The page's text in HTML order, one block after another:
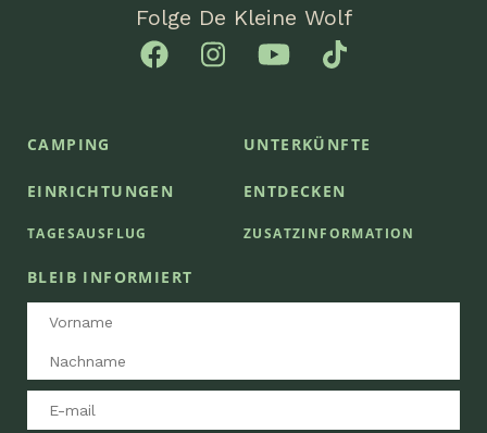
Folge De Kleine Wolf
CAMPING UNTERKÜNFTE
EINRICHTUNGEN ENTDECKEN
TAGESAUSFLUG ZUSATZINFORMATION
BLEIB INFORMIERT